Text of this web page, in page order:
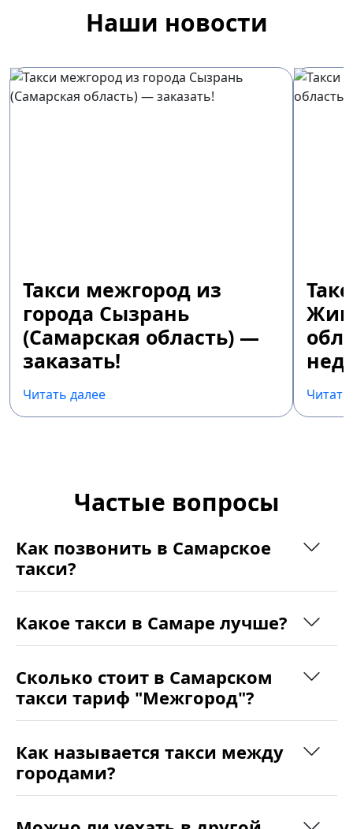
Наши новости
Такси межгород из
города Сызрань
(Самарская область) —
заказать!
Читать далее
Частые вопросы
Как позвонить в Самарское
такси?
Какое такси в Самаре лучше?
Сколько стоит в Самарском
такси тариф "Межгород"?
Как называется такси между
городами?